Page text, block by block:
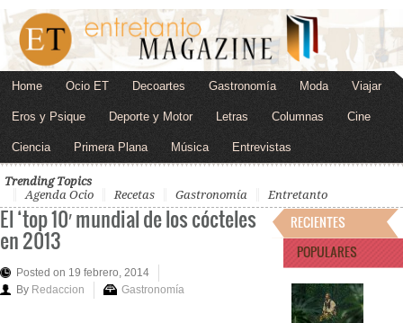
Home Ocio ET Decoartes Gastronomía Moda Viajar
Eros y Psique Deporte y Motor Letras Columnas Cine
Ciencia Primera Plana Música Entrevistas
Trending Topics
Agenda Ocio
Recetas Gastronomía Entretanto
El ‘top 10′ mundial de los cócteles
en 2013
Posted on 19 febrero, 2014
By Redaccion Gastronomía
RECIENTES
POPULARES